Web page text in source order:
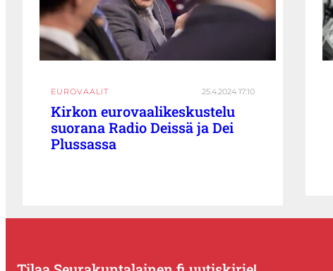
EUROVAALIT 25.4.2024 17:10
Kirkon eurovaalikeskustelu
suorana Radio Deissä ja Dei
Plussassa